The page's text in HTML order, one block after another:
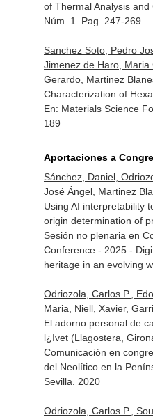
of Thermal Analysis and
Núm. 1. Pag. 247-269
Sanchez Soto, Pedro
Jimenez de Haro, Maria
Gerardo, Martinez
Characterization of
En: Materials Science
189
Aportaciones a
Sánchez, Daniel,
José Ángel, Martinez
Using AI interpretability
origin determination of
Sesión no plenaria en
Conference - 2025 -
heritage in an evolving
Odriozola, Carlos P.,
Maria, Niell, Xavier,
El adorno personal de
l¿Ivet (Llagostera,
Comunicación en
del Neolítico en la
Sevilla. 2020
Odriozola, Carlos P.,